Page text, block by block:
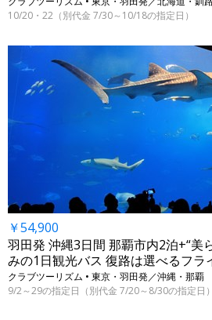
10/20・22（別代金 7/30～10/18の指定日）
￥54,900
羽田発 沖縄3日間 那覇市内2泊+“美
みの1日観光バス 復路は選べるフラ
クラブツーリズム • 東京・羽田発／沖縄・那覇
9/2～29の指定日（別代金 7/20～8/30の指定日）